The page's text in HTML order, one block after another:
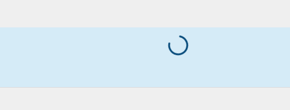
Bredd i antal
REACH Datum:2022-